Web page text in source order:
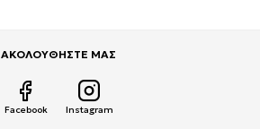
ΑΚΟΛΟΥΘΗΣΤΕ ΜΑΣ
Facebook Instagram